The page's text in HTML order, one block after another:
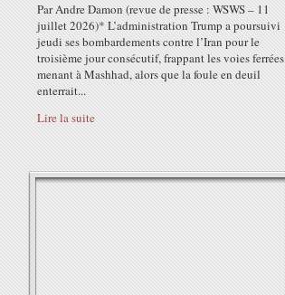
Par Andre Damon (revue de presse : WSWS – 11
juillet 2026)* L’administration Trump a poursuivi
jeudi ses bombardements contre l’Iran pour le
troisième jour consécutif, frappant les voies ferrées
menant à Mashhad, alors que la foule en deuil
enterrait...
Lire la suite